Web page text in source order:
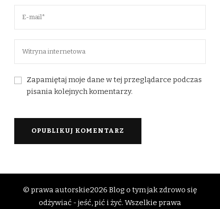
Zapamiętaj moje dane w tej przeglądarce podczas
pisania kolejnych komentarzy.
© prawa autorskie2026 Blog o tym jak zdrowo się
odżywiać - jeść, pić i żyć. Wszelkie prawa